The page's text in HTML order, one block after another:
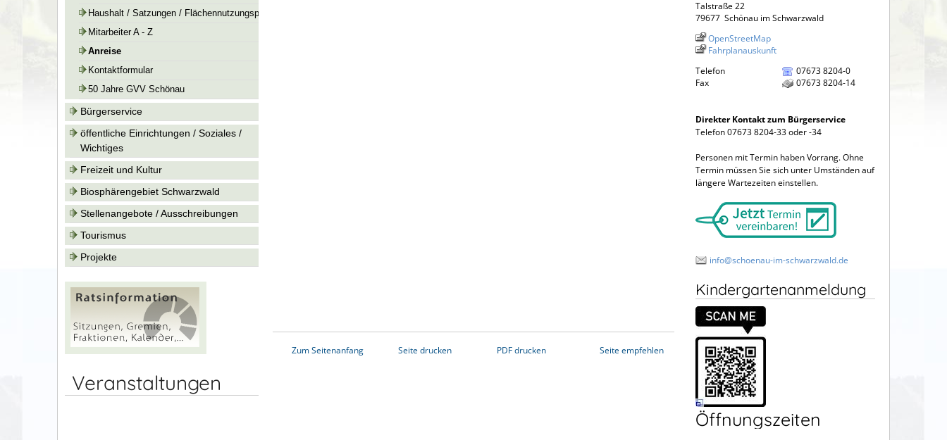
Haushalt / Satzungen / Flächennutzungspläne
Mitarbeiter A - Z
Anreise
Kontaktformular
50 Jahre GVV Schönau
Bürgerservice
öffentliche Einrichtungen / Soziales /
Wichtiges
Freizeit und Kultur
Biosphärengebiet Schwarzwald
Stellenangebote / Ausschreibungen
Tourismus
Projekte
Veranstaltungen
Zum Seitenanfang Seite drucken PDF drucken Seite empfehlen
Talstraße 22
79677 Schönau im Schwarzwald
OpenStreetMap
Fahrplanauskunft
Telefon
07673 8204-0
Fax
07673 8204-14
Direkter Kontakt zum Bürgerservice
Telefon 07673 8204-33 oder -34
Personen mit Termin haben Vorrang. Ohne
Termin müssen Sie sich unter Umständen auf
längere Wartezeiten einstellen.
info@schoenau-im-schwarzwald.de
Kindergartenanmeldung
Öffnungszeiten